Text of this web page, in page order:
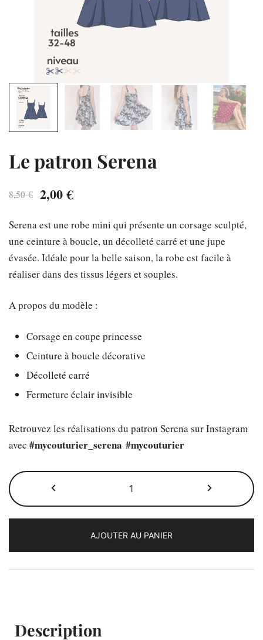
Le patron Serena
8,50€ Le
initial
était :
8,50 €.
2,00€Le
actuel
est :
2,00 €.
Serena est une robe mini qui présente un corsage sculpté,
une ceinture à boucle, un décolleté carré et une jupe
évasée. Idéale pour la belle saison, la robe est facile à
réaliser dans des tissus légers et souples.
A propos du modèle :
Corsage en coupe princesse
Ceinture à boucle décorative
Décolleté carré
Fermeture éclair invisible
Retrouvez les réalisations du patron Serena sur Instagram
avec #mycouturier_serena #mycouturier
de
Le
Serena
AJOUTER AU PANIER
Description